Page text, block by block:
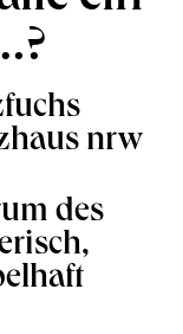
nrw
des